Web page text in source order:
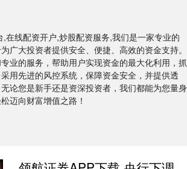
在线配资开户,炒股配资服务,我们是一家专业的
广大投资者提供安全、便捷、高效的资金支持。
业的服务，帮助用户实现资金的最大化利用，抓
用先进的风控系统，保障资金安全，并提供透
论您是新手还是资深投资者，我们都能为您量身
迈向财富增值之路！